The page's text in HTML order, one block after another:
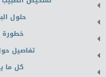
حلول
خطورة
تفاصيل
كل ما